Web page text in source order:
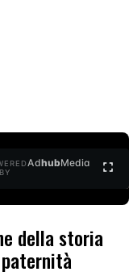
BY
AdhubMedia
della storia